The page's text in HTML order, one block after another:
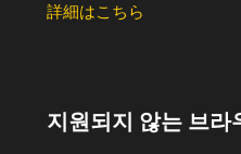
詳細はこちら
지원되지 않는 브라